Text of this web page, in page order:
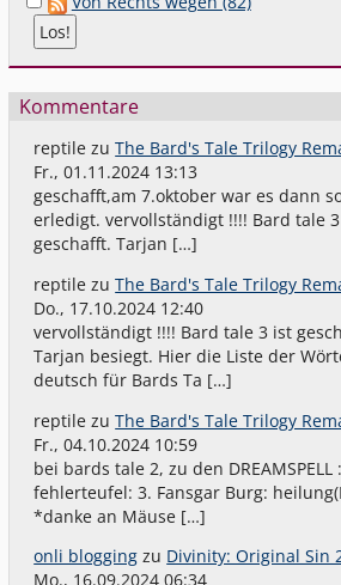
Kommentare
reptile zuThe Bard's Tale Trilogy
Fr., 01.11.2024 13:13
geschafft,am 7.oktober war es dann
erledigt. vervollständigt !!!! Bard tale
geschafft. Tarjan […]
reptile zuThe Bard's Tale Trilogy
Do., 17.10.2024 12:40
vervollständigt !!!! Bard tale 3 ist
Tarjan besiegt. Hier die Liste der
deutsch für Bards Ta […]
reptile zuThe Bard's Tale Trilogy
Fr., 04.10.2024 10:59
bei bards tale 2, zu den DREAMSPELL :
fehlerteufel: 3. Fansgar Burg:
*danke an Mäuse […]
onli blogging zu Divinity: Original Sin
Mo., 16.09.2024 06:34